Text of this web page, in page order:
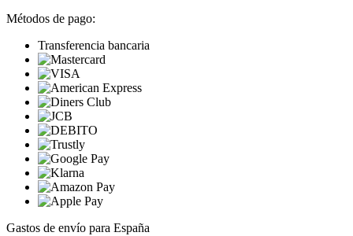
Métodos de pago:
Transferencia bancaria
Gastos de envío para España